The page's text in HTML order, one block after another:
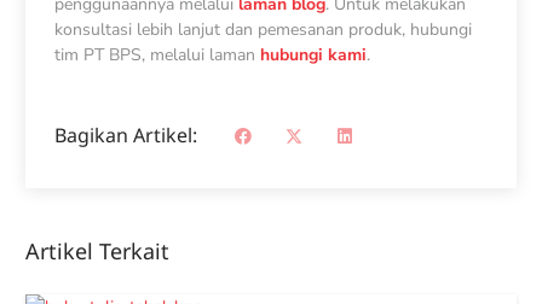
konsultasi lebih lanjut dan pemesanan produk, hubungi
tim PT BPS, melalui laman hubungi kami.
Bagikan Artikel:
Artikel Terkait